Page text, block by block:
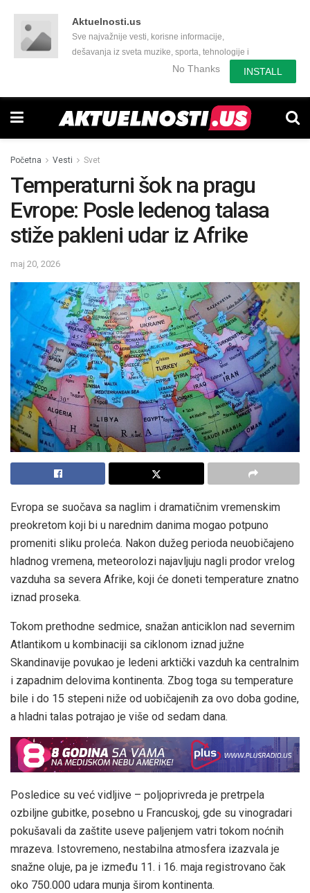
Aktuelnosti.us
Sve najvažnije vesti, korisne informacije,
dešavanja iz sveta muzike, sporta, tehnologije i
još mnogo toga zanimljivog.No Thanks INSTALL
Početna Vesti Svet
Temperaturni šok na pragu
Evrope: Posle ledenog talasa
stiže pakleni udar iz Afrike
maj 20, 2026
Evropa se suočava sa naglim i dramatičnim vremenskim
preokretom koji bi u narednim danima mogao potpuno
promeniti sliku proleća. Nakon dužeg perioda neuobičajeno
hladnog vremena, meteorolozi najavljuju nagli prodor vrelog
vazduha sa severa Afrike, koji će doneti temperature znatno
iznad proseka.
Tokom prethodne sedmice, snažan anticiklon nad severnim
Atlantikom u kombinaciji sa ciklonom iznad južne
Skandinavije povukao je ledeni arktički vazduh ka centralnim
i zapadnim delovima kontinenta. Zbog toga su temperature
bile i do 15 stepeni niže od uobičajenih za ovo doba godine,
a hladni talas potrajao je više od sedam dana.
Posledice su već vidljive – poljoprivreda je pretrpela
ozbiljne gubitke, posebno u Francuskoj, gde su vinogradari
pokušavali da zaštite useve paljenjem vatri tokom noćnih
mrazeva. Istovremeno, nestabilna atmosfera izazvala je
snažne oluje, pa je između 11. i 16. maja registrovano čak
oko 750.000 udara munja širom kontinenta.